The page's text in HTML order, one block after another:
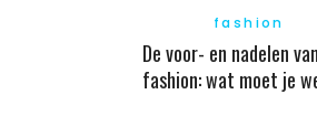
fashion
De voor- en nadelen
fashion: wat moet je